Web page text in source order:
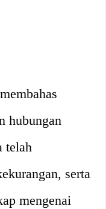
hubungan
telah
serta
mengenai